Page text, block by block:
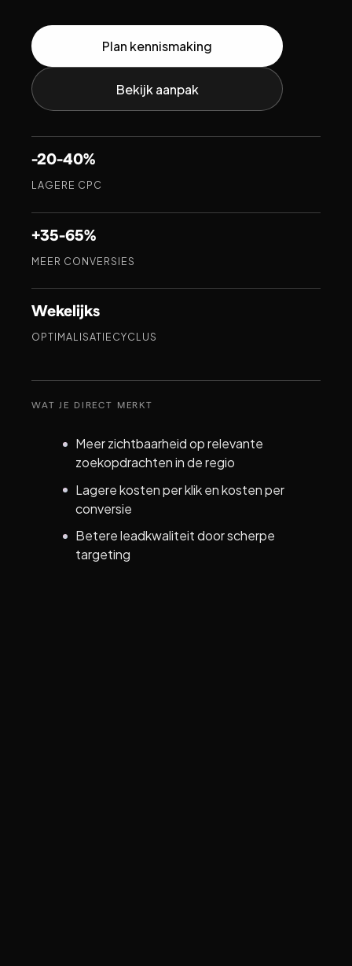
Plan kennismaking
Bekijk aanpak
-20-40%
LAGERE CPC
+35-65%
MEER CONVERSIES
Wekelijks
OPTIMALISATIECYCLUS
WAT JE DIRECT MERKT
Meer zichtbaarheid op relevante
zoekopdrachten in de regio
Lagere kosten per klik en kosten per
conversie
Betere leadkwaliteit door scherpe
targeting